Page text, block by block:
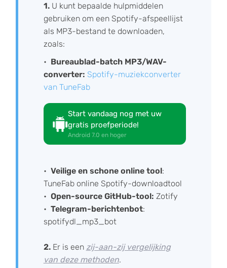
1.U kunt bepaalde hulpmiddelen
gebruiken om een Spotify-afspeellijst
als MP3-bestand te downloaden,
zoals:
Bureaublad-batch MP3/WAV-
converter: Spotify-muziekconverter
van TuneFab
Start vandaag nog met uw
gratis proefperiode!
Android 7.0 en hoger
Veilige en schone online tool:
TuneFab online Spotify-downloadtool
Open-source GitHub-tool: Zotify
Telegram-berichtenbot:
spotifydl_mp3_bot
2.Er is een zij-aan-zij vergelijking
van deze methoden.